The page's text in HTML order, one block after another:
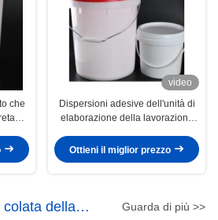
che
video
Dispersioni adesive dell'unità di
elaborazione della lavorazione
l'essicatore di vuoto
Ottieni il miglior prezzo
della
Guarda di più >>